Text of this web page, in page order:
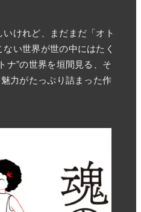
けれど、まだまだ「オト
い世界が世の中にはたく
ナ”の世界を垣間見る、そ
力がたっぷり詰まった作